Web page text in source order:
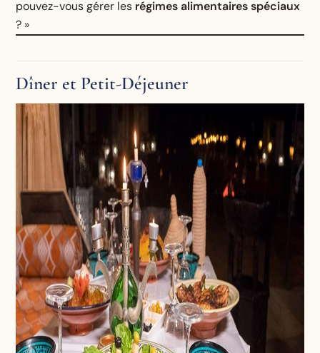
pouvez-vous gérer les régimes alimentaires spéciaux
? »
Dîner et Petit-Déjeuner